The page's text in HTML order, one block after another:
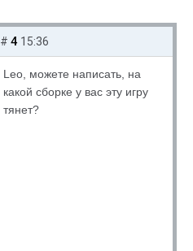
# 4 15:36
Leo, можете написать, на
какой сборке у вас эту игру
тянет?